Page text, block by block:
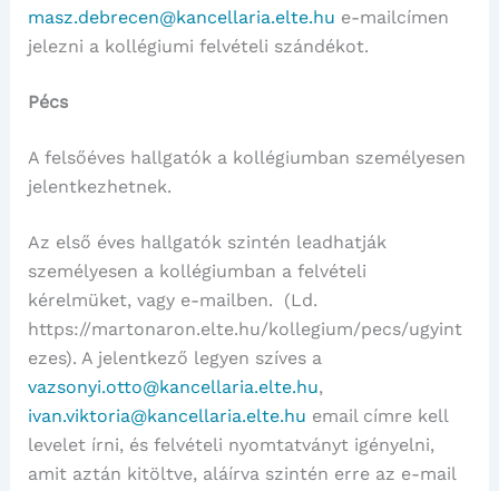
masz.debrecen@kancellaria.elte.hu e-mailcímen
jelezni a kollégiumi felvételi szándékot.
Pécs
A felsőéves hallgatók a kollégiumban személyesen
jelentkezhetnek.
Az első éves hallgatók szintén leadhatják
személyesen a kollégiumban a felvételi
kérelmüket, vagy e-mailben. (Ld.
https://martonaron.elte.hu/kollegium/pecs/ugyint
ezes). A jelentkező legyen szíves a
vazsonyi.otto@kancellaria.elte.hu,
ivan.viktoria@kancellaria.elte.hu email címre kell
levelet írni, és felvételi nyomtatványt igényelni,
amit aztán kitöltve, aláírva szintén erre az e-mail